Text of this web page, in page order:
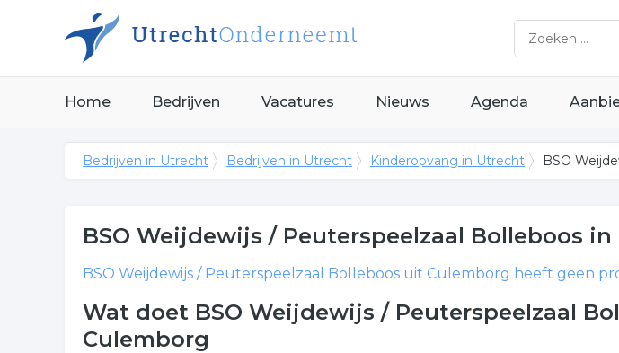
Home Bedrijven Vacatures Nieuws Agenda
Bedrijven in Utrecht Bedrijven in Utrecht Kinderopvang in Utrecht BSO
BSO Weijdewijs / Peuterspeelzaal Bolleboos in
BSO Weijdewijs / Peuterspeelzaal Bolleboos uit Culemborg heeft geen
Wat doet BSO Weijdewijs / Peuterspeelzaal
Culemborg